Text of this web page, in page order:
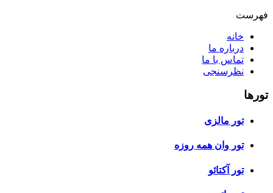
فهرست
خانه
درباره ما
تماس با ما
نظرسنجی
تورها
تور مالزی
تور وان همه روزه
تور آکتائو